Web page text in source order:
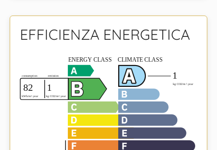
EFFICIENZA ENERGETICA